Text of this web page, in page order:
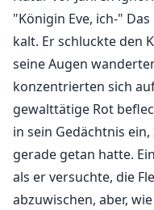
"Königin Eve, ich-"
kalt. Er schluckte den
seine Augen
konzentrierten sich
gewalttätige Rot
in sein Gedächtnis
gerade getan hatte.
als er versuchte, die
abzuwischen, aber,